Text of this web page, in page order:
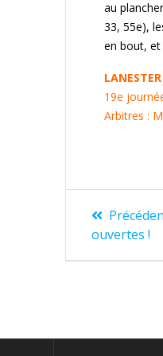
au
33, 55e),
en bout, et
19e
Arbitres :
de
ouvertes !